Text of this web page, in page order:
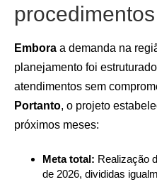
Embora a demanda na
planejamento foi
atendimentos sem
Portanto, o projeto
próximos meses:
Meta total: Realização
de 2026, divididas